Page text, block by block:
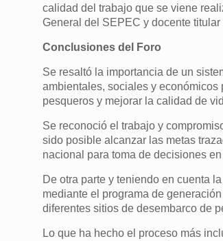
calidad del trabajo que se viene
General del SEPEC y docente
Conclusiones del Foro
Se resaltó la importancia de un
ambientales, sociales y
pesqueros y mejorar la calidad de
Se reconoció el trabajo y
sido posible alcanzar las metas
nacional para toma de decisiones
De otra parte y teniendo en cuenta
mediante el programa de
diferentes sitios de desembarco de
Lo que ha hecho el proceso más